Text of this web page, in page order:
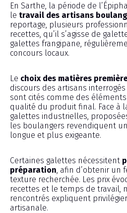
En Sarthe, la période de
le travail des artisans
reportage, plusieurs
recettes, qu’il s’agisse de
galettes frangipane,
concours locaux.
Le choix des matières
discours des artisans
sont cités comme des
qualité du produit final. Face à
galettes industrielles,
les boulangers revendiquent
longue et plus exigeante.
Certaines galettes nécessitent
préparation , afin d’obtenir
texture recherchée. Les prix
recettes et le temps de travail,
rencontrés expliquent
artisanale.